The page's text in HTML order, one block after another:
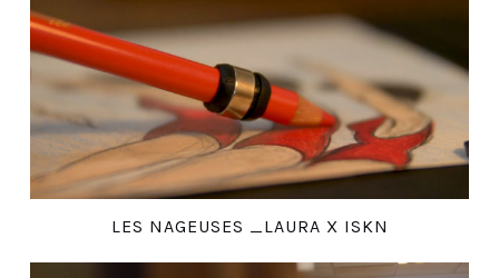
LES NAGEUSES _LAURA X ISKN